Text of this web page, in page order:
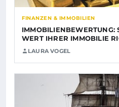
FINANZEN & IMMOBILIEN
IMMOBILIENBEWERTUNG:
WERT IHRER IMMOBILIE
LAURA VOGEL